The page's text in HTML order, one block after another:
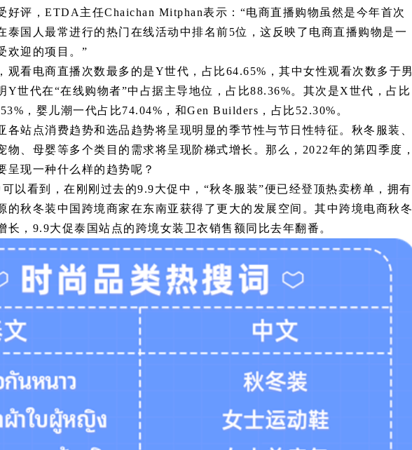
好评，ETDA主任Chaichan Mitphan表示：“电商直播购物虽然是今年首次
泰国人最常进行的热门在线活动中排名前5位，这反映了电商直播购物是一
欢迎的项目。”
观看电商直播次数最多的是Y世代，占比64.65%，其中女性观看次数多于男
Y世代在“在线购物者”中占据主导地位，占比88.36%。其次是X世代，占比
，婴儿潮一代占比74.04%，和Gen Builders，占比52.30%。
各站点消费趋势和选品趋势将呈现明显的季节性与节日性特征。秋冬服装、
物、母婴等多个类目的需求将呈现阶梯式增长。那么，2022年的第四季度，
呈现一种什么样的趋势呢？
以看到，在刚刚过去的9.9大促中，“秋冬服装”便已经登顶热卖榜单，拥有
的秋冬装中国跨境商家在东南亚获得了更大的发展空间。其中跨境电商秋冬
长，9.9大促泰国站点的跨境女装卫衣销售额同比去年翻番。